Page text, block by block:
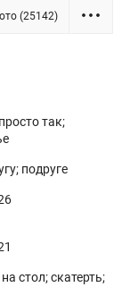
(25142)
так;
подруге
стол; скатерть;